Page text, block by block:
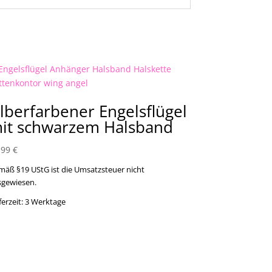
Engelsflügel
schwarzem Halsband
€
§19 UStG ist die Umsatzsteuer nicht
3 Werktage